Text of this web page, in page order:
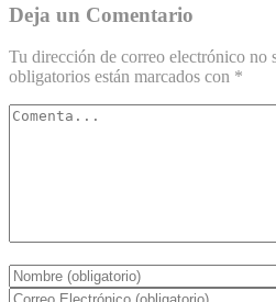
Deja un Comentario
Tu dirección de correo electrónico no
obligatorios están marcados con *